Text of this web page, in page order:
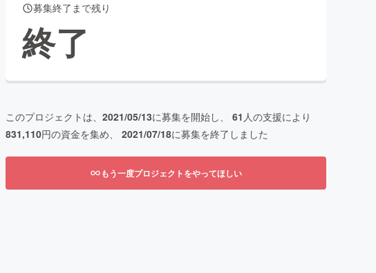
募集終了まで残り
終了
このプロジェクトは、 2021/05/13に募集を開始し、 61 人の支援により
831,110円の資金を集め、 2021/07/18に募集を終了しました
もう一度プロジェクトをやってほしい